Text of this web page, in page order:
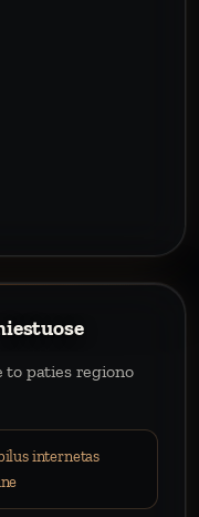
to paties regiono
internetas